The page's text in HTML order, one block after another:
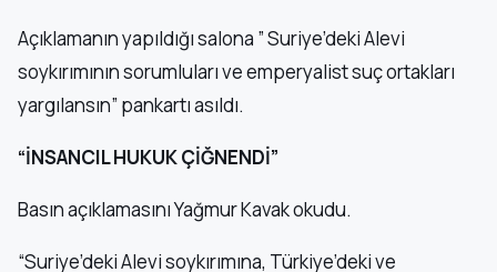
Açıklamanın yapıldığı salona ” Suriye’deki Alevi
soykırımının sorumluları ve emperyalist suç ortakları
yargılansın” pankartı asıldı.
“İNSANCIL HUKUK ÇİĞNENDİ”
Basın açıklamasını Yağmur Kavak okudu.
“Suriye’deki Alevi soykırımına, Türkiye’deki ve